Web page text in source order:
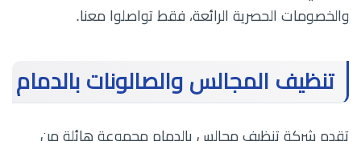
والخصومات الحصرية الرائعة، فقط تواصلوا معنا.
تنظيف المجالس والصالونات بالدمام
تقدم شركة تنظيف مجالس بالدمام مجموعة هائلة من